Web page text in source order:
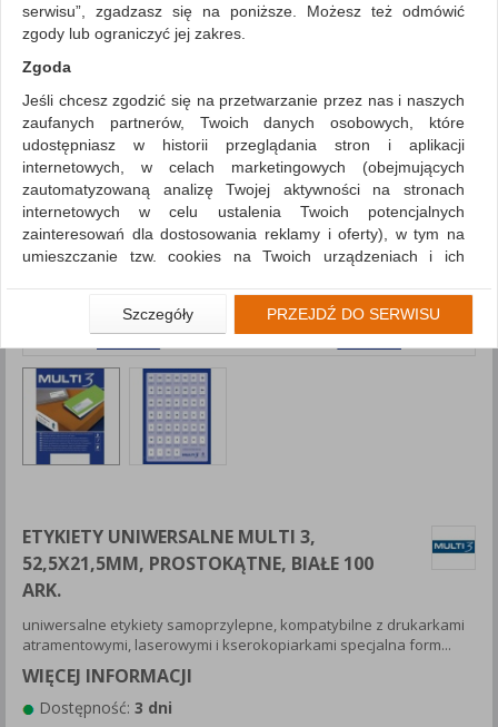
ETYKIETY UNIWERSALNE MULTI 3,
52,5X21,5MM, PROSTOKĄTNE, BIAŁE 100
ARK.
uniwersalne etykiety samoprzylepne, kompatybilne z drukarkami
atramentowymi, laserowymi i kserokopiarkami specjalna form...
WIĘCEJ INFORMACJI
Dostępność: 3 dni
serwisu”, zgadzasz się na poniższe. Możesz też odmówić
zgody lub ograniczyć jej zakres.
Zgoda
Jeśli chcesz zgodzić się na przetwarzanie przez nas i naszych
zaufanych partnerów, Twoich danych osobowych, które
udostępniasz w historii przeglądania stron i aplikacji
internetowych, w celach marketingowych (obejmujących
zautomatyzowaną analizę Twojej aktywności na stronach
internetowych w celu ustalenia Twoich potencjalnych
zainteresowań dla dostosowania reklamy i oferty), w tym na
umieszczanie tzw. cookies na Twoich urządzeniach i ich
Jeśli nie chcesz wyrazić zgody lub ograniczyć jej zakres, kliknij
„Szczegóły”, gdzie znajdziesz wszelkie informacje o tym jak to
zrobić . Te same informacje znajdziesz także na podstronie z
naszą polityką prywatności obowiązującą od 25 maja 2018.
W przypadku użytkowników zalogowanych, aby umożliwić
prawidłową realizację Umowy z Państwem i związane z tym
prawidłowe działanie naszej strony www, a w szczególności
zgoda której udzieliliście podczas zakładania konta.
Każda Państwa zgoda jest dobrowolna i można ją w dowolnym
momencie wycofać.
Polityka prywatności (rozwiń)
Szczegóły PRZEJDŹ DO SERWISU